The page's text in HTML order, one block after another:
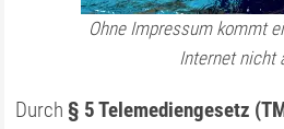
Ohne Impressum kommt
Internet nicht
Durch § 5 Telemediengesetz